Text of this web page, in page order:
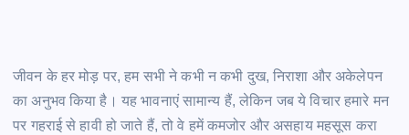
जीवन के हर मोड़ पर, हम सभी ने कभी न कभी दुख, निराशा और अकेलेपन
का अनुभव किया है। यह भावनाएं सामान्य हैं, लेकिन जब ये विचार हमारे मन
पर गहराई से हावी हो जाते हैं, तो वे हमें कमजोर और असहाय महसूस करा